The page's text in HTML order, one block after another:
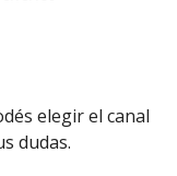
elegir el canal
dudas.